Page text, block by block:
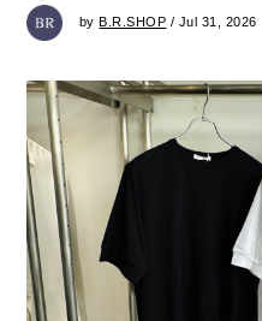
by B.R.SHOP / Jul 31, 2026